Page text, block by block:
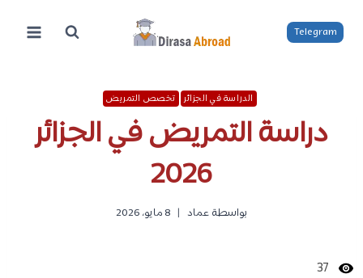
المحتوى
Telegram
الدراسة في الجزائر تخصص التمريض
دراسة التمريض في الجزائر
2026
بواسطة عماد 8 مايو، 2026
37